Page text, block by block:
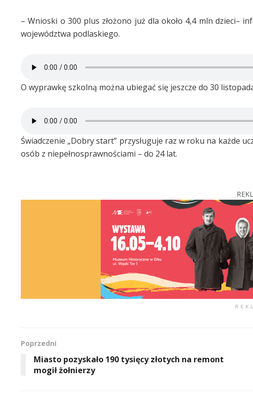
– Wnioski o 300 plus złożono już dla około 4,4 mln dzieci–
województwa podlaskiego.
O wyprawkę szkolną można ubiegać się jeszcze do 30
Świadczenie „Dobry start” przysługuje raz w roku na każde
osób z niepełnosprawnościami – do 24 lat.
Poprzedni
Miasto pozyskało 190 tysięcy złotych na remont
mogił żołnierzy